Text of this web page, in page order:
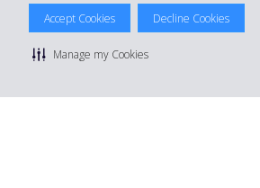
Accept Cookies Decline Cookies
Manage my Cookies
© 2026 The Hertz System, Inc.
Datenschutzrichtlinie | Nutzungsbedingungen
Sitemap Cookies verwalten